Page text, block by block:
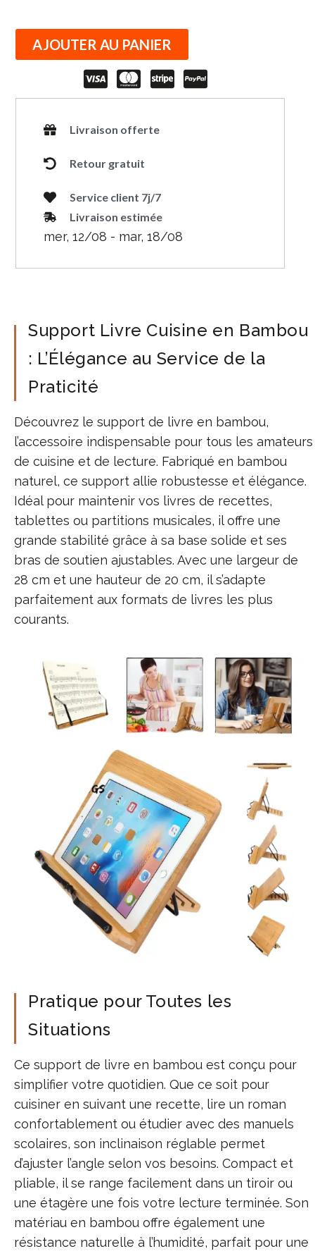
AJOUTER AU PANIER
Livraison offerte
Retour gratuit
Service client 7j/7
Livraison estimée
mer, 12/08 - mar, 18/08
Support Livre Cuisine en Bambou
: L’Élégance au Service de la
Praticité
Découvrez le support de livre en bambou,
l’accessoire indispensable pour tous les amateurs
de cuisine et de lecture. Fabriqué en bambou
naturel, ce support allie robustesse et élégance.
Idéal pour maintenir vos livres de recettes,
tablettes ou partitions musicales, il offre une
grande stabilité grâce à sa base solide et ses
bras de soutien ajustables. Avec une largeur de
28 cm et une hauteur de 20 cm, il s’adapte
parfaitement aux formats de livres les plus
courants.
Pratique pour Toutes les
Situations
Ce support de livre en bambou est conçu pour
simplifier votre quotidien. Que ce soit pour
cuisiner en suivant une recette, lire un roman
confortablement ou étudier avec des manuels
scolaires, son inclinaison réglable permet
d’ajuster l’angle selon vos besoins. Compact et
pliable, il se range facilement dans un tiroir ou
une étagère une fois votre lecture terminée. Son
matériau en bambou offre également une
résistance naturelle à l’humidité, parfait pour une